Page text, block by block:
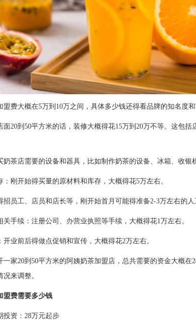
大概在5万到10万之间，具体多少钱还得看品牌的知名度和
到50平方米的话，装修大概得花15万到20万不等。这包括
店需要的设备和器具，比如制作奶茶的设备、冰箱、收银
开始得买量的原材料和库存，大概得花5万左右。
工、店员和店长等，刚开始首月可能得准备2-3万左右的人
续：注册公司、办营业执照等手续，大概得花1万左右。
前后得做点促销和宣传，大概得花2万左右。
20到50平方米的阿姨奶茶加盟店，总共需要的资金大概在
来调整。
费需要多少钱
资：28万元起步